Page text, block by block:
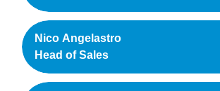
Nico Angelastro
Head of Sales